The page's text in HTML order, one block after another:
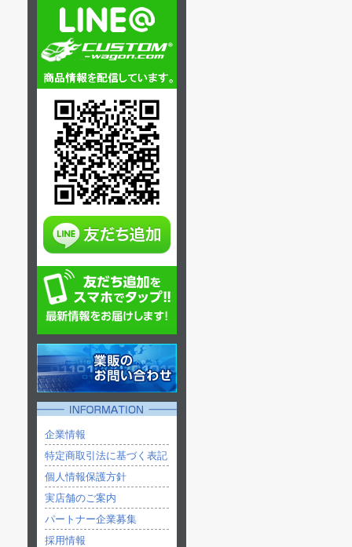
企業情報
特定商取引法に基づく表記
個人情報保護方針
実店舗のご案内
パートナー企業募集
採用情報